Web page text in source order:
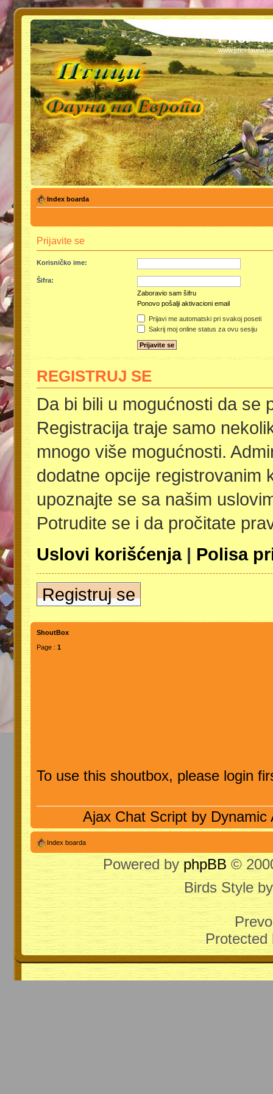
PTICI -
www.ptici-
Index boarda
Prijavite se
Korisničko ime:
Šifra:
Zaboravio sam šifru
Ponovo pošalji aktivacioni email
Prijavi me automatski pri svakoj poseti
Sakrij moj online status za ovu sesiju
REGISTRUJ SE
Da bi bili u mogućnosti da se
Registracija traje samo
mnogo više mogućnosti.
dodatne opcije registrovanim
upoznajte se sa našim
Potrudite se i da pročitate
Uslovi korišćenja| Polisa
Registruj se
ShoutBox
Page : 1
To use this shoutbox, please login
Ajax Chat Script by Dynamic
Index boarda
Powered byphpBB ©
Birds Style